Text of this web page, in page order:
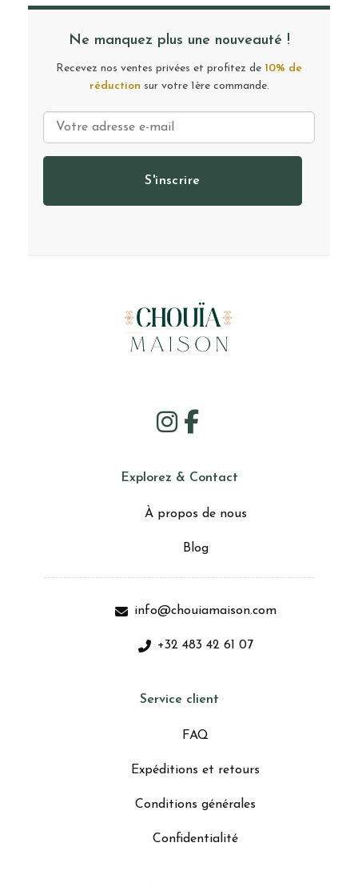
Ne manquez plus une nouveauté !
Recevez nos ventes privées et profitez de 10% de
réduction sur votre 1ère commande.
S'inscrire
Explorez & Contact
À propos de nous
Blog
info@chouiamaison.com
+32 483 42 61 07
Service client
FAQ
Expéditions et retours
Conditions générales
Confidentialité